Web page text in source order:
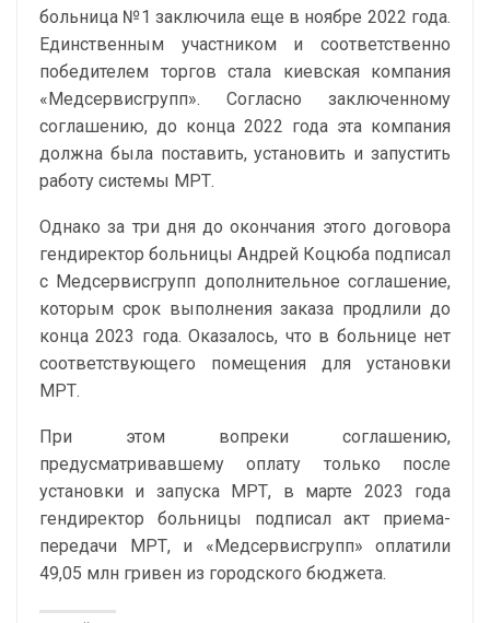
больница №1 заключила еще в ноябре 2022 года.
Единственным участником и соответственно
победителем торгов стала киевская компания
«Медсервисгрупп». Согласно заключенному
соглашению, до конца 2022 года эта компания
должна была поставить, установить и запустить
работу системы МРТ.
Однако за три дня до окончания этого договора
гендиректор больницы Андрей Коцюба подписал
с Медсервисгрупп дополнительное соглашение,
которым срок выполнения заказа продлили до
конца 2023 года. Оказалось, что в больнице нет
соответствующего помещения для установки
МРТ.
При этом вопреки соглашению,
предусматривавшему оплату только после
установки и запуска МРТ, в марте 2023 года
гендиректор больницы подписал акт приема-
передачи МРТ, и «Медсервисгрупп» оплатили
49,05 млн гривен из городского бюджета.